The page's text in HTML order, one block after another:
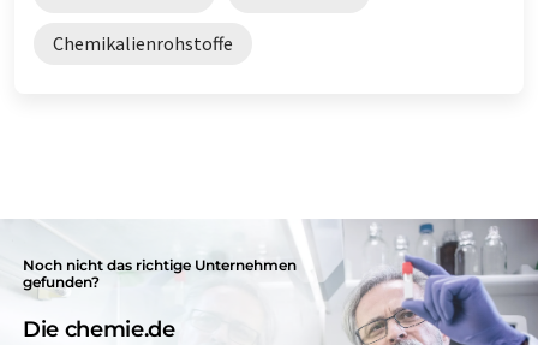
Chemikalienrohstoffe
Noch nicht das richtige Unternehmen
gefunden?
Die chemie.de